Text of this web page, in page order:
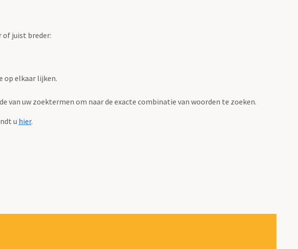
of juist breder:
op elkaar lijken.
van uw zoektermen om naar de exacte combinatie van woorden te zoeken.
u hier.